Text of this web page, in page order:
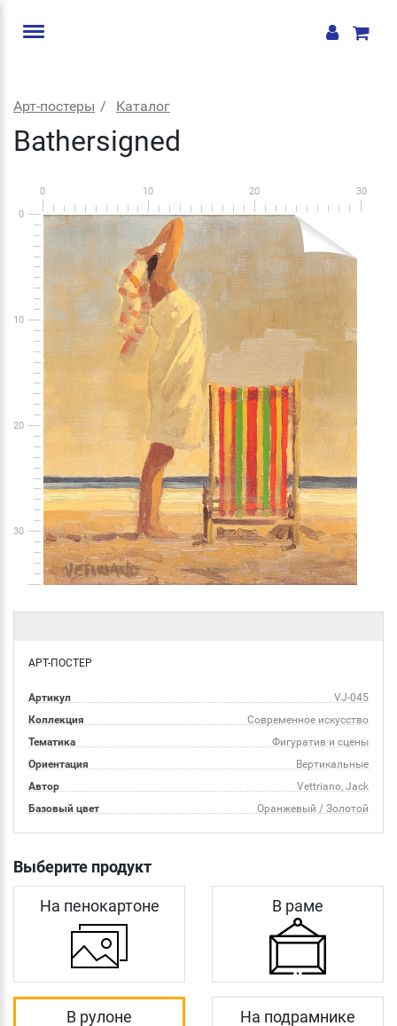
Арт-постеры Каталог
Bathersigned
0 10 30
20
0
10
20
30
АРТ-ПОСТЕР
Артикул
VJ-045
Коллекция
Современное искусство
Тематика
Фигуратив и сцены
Ориентация
Вертикальные
Автор
Vettriano, Jack
Базовый цвет
Оранжевый / Золотой
Выберите продукт
На пенокартоне В раме
В рулоне На подрамнике